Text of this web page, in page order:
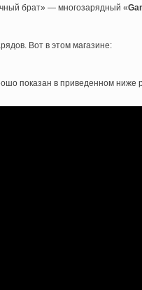
брат» — многозарядный «
Вот в этом магазине:
показан в приведенном ниже